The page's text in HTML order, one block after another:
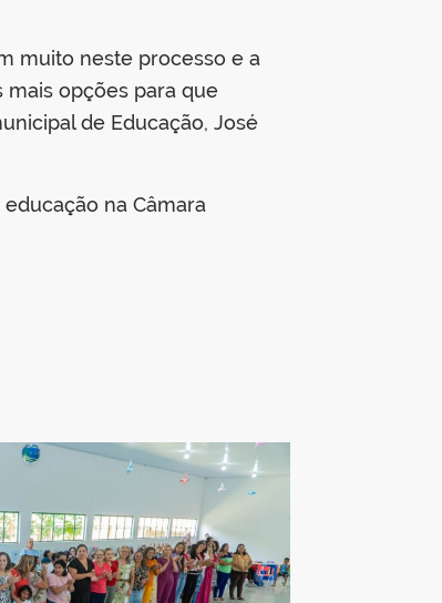
muito neste processo e a
mais opções para que
de Educação, José
na Câmara